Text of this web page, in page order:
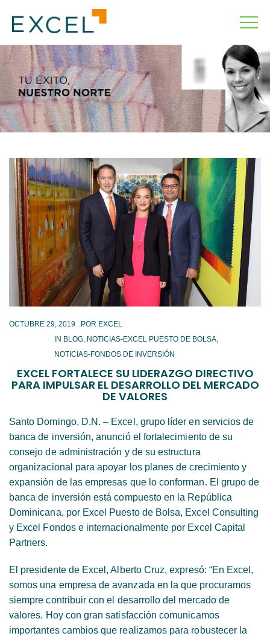
OCTUBRE 29, 2019
IN BLOG, NOTICIAS-EXCEL PUESTO DE BOLSA,
NOTICIAS-FONDOS DE INVERSIÓN
EXCEL FORTALECE SU LIDERAZGO DIRECTIVO
PARA IMPULSAR EL DESARROLLO DEL MERCADO
DE VALORES
Santo Domingo, D.N. – Excel, grupo líder en servicios de
banca de inversión, anunció el fortalecimiento de su
consejo de administración y de su estructura
organizacional para apoyar los planes de crecimiento y
expansión de las empresas que lo conforman. El grupo de
banca de inversión está compuesto en la República
Dominicana, por Excel Puesto de Bolsa, Excel Consulting
y Excel Fondos e internacionalmente por Excel Capital
Partners.
El presidente de Excel, Alberto Cruz, expresó: “En Excel,
somos una empresa de avanzada en la que procuramos
siempre contribuir con el desarrollo del mercado de
valores. Hoy con gran satisfacción comunicamos
importantes cambios que realizamos para robustecer la